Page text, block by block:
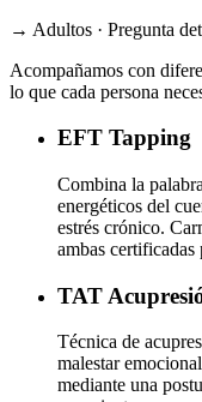
→ Adultos · Pregunta
Acompañamos con
lo que cada persona
EFT Tapping
Combina la
energéticos del
estrés crónico.
ambas
TAT
Técnica de
malestar
mediante una